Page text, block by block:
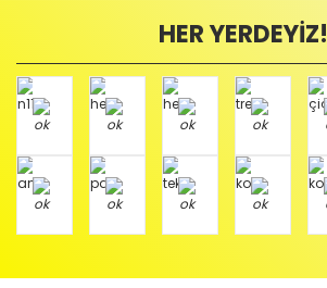
HER YERDEYİZ!